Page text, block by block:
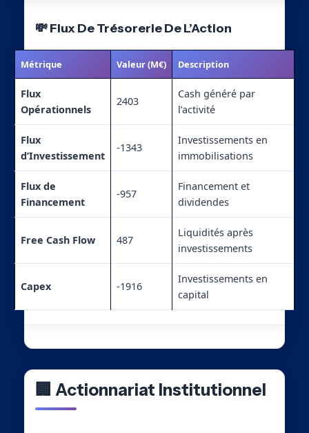
💸 Flux De Trésorerie De L’Action
Métrique Valeur (M€) Description
Flux
Opérationnels
2403
Cash généré par
l’activité
Flux
d’Investissement
-1343
Investissements en
immobilisations
Flux de
Financement
-957
Financement et
dividendes
Free Cash Flow 487
Liquidités après
investissements
Capex -1916
Investissements en
capital
🏢 Actionnariat Institutionnel